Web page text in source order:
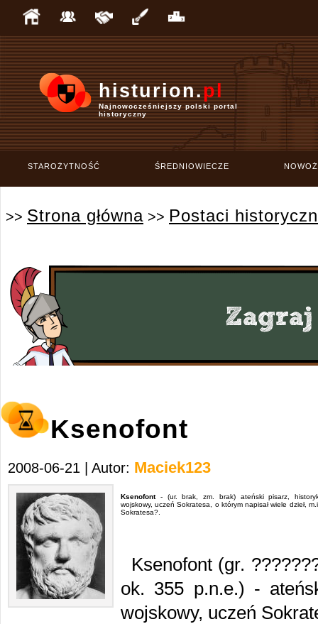
histurion.pl
Najnowocześniejszy polski portal
historyczny
STAROŻYTNOŚĆ ŚREDNIOWIECZE
>> Strona główna >> Postaci
Ksenofont
2008-06-21 | Autor: Maciek123
Ksenofont- (ur. brak, zm. brak) ateński pisarz,
wojskowy, uczeń Sokratesa, o którym napisał wiele dzieł,
Sokratesa?.
Ksenofont (gr.
ok. 355 p.n.e.) -
wojskowy, uczeń